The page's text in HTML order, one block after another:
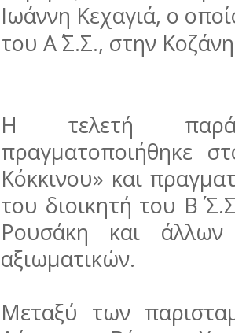
Ιωάννη Κεχαγιά, ο
του Α΄ Σ.Σ., στην
Η τελετή
πραγματοποιήθηκε
Κόκκινου» και
του διοικητή του Β΄
Ρουσάκη και
αξιωματικών.
Μεταξύ των